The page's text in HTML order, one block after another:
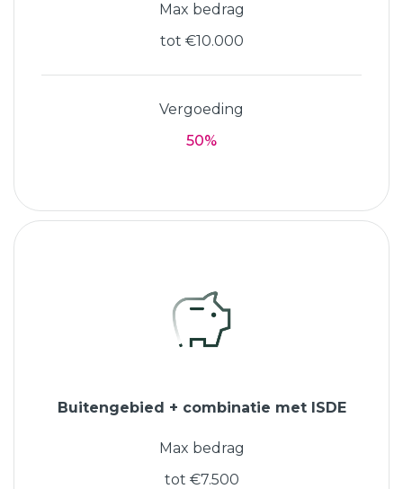
Max bedrag
tot €10.000
Vergoeding
50%
Buitengebied + combinatie met ISDE
Max bedrag
tot €7.500